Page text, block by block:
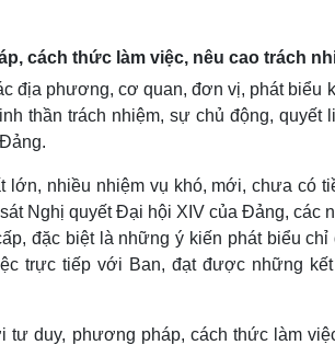
cách thức làm việc, nêu cao trách
địa phương, cơ quan, đơn vị, phát biểu
thần trách nhiệm, sự chủ động, quyết
nhiều nhiệm vụ khó, mới, chưa có
Nghị quyết Đại hội XIV của Đảng, các
đặc biệt là những ý kiến phát biểu
trực tiếp với Ban, đạt được những
tư duy, phương pháp, cách thức làm